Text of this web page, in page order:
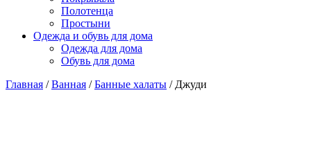
Полотенца
Простыни
Одежда и обувь для дома
Одежда для дома
Обувь для дома
Главная /Ванная /Банные халаты / Джуди